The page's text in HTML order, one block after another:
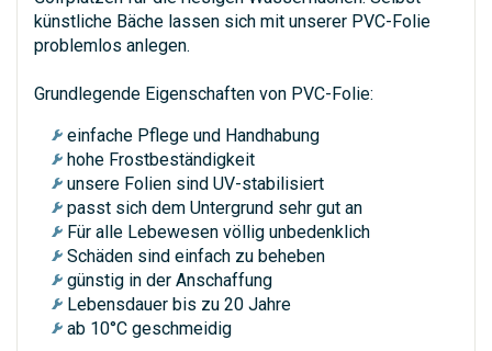
künstliche Bäche lassen sich mit unserer PVC-Folie
problemlos anlegen.
Grundlegende Eigenschaften von PVC-Folie:
einfache Pflege und Handhabung
hohe Frostbeständigkeit
unsere Folien sind UV-stabilisiert
passt sich dem Untergrund sehr gut an
Für alle Lebewesen völlig unbedenklich
Schäden sind einfach zu beheben
günstig in der Anschaffung
Lebensdauer bis zu 20 Jahre
ab 10°C geschmeidig